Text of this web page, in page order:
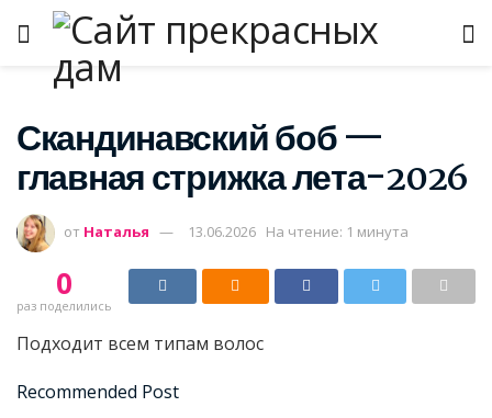
Скандинавский боб —
главная стрижка лета-2026
от Наталья 13.06.2026 На чтение: 1 минута
0
раз поделились
Подходит всем типам волос
Recommended Post